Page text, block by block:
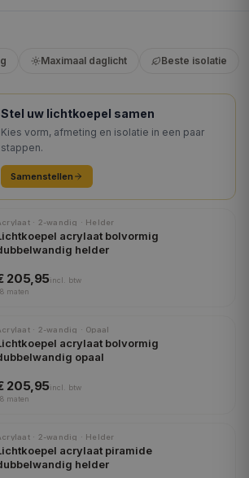
cm hart-op-hart.
Maximaal daglicht Beste isolatie
Stel uw lichtkoepel samen
Kies vorm, afmeting en isolatie in een paar
stappen.
Samenstellen
· 2-wandig · Helder
acrylaat bolvormig
helder
205,95incl.
btw
maten
· 2-wandig · Opaal
acrylaat bolvormig
opaal
205,95incl.
btw
maten
· 2-wandig · Helder
acrylaat piramide
helder